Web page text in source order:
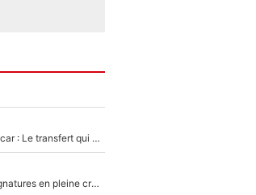
Paul Seixas chez UAE avec Tadej Pogacar : Le transfert qui effraie le peloton, «c’est la pire des choses qui puisse arriver»
Grégory Lorenzi doit renoncer à cinq signatures en pleine crise financière : L’IA propose sept noms à l’OM pour un mercato réussi... à seulement 5M€ !